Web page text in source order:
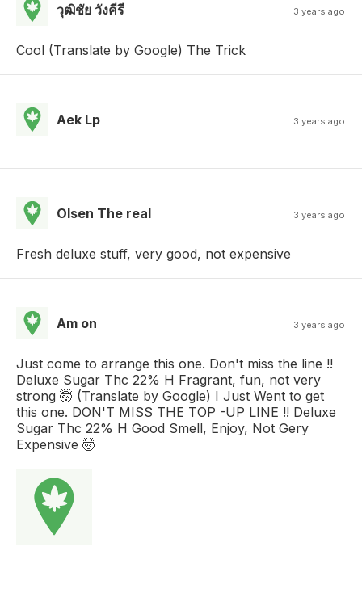
วุฒิชัย วังคีรี 3 years ago
Cool (Translate by Google) The Trick
Aek Lp 3 years ago
Olsen The real 3 years ago
Fresh deluxe stuff, very good, not expensive
Am on 3 years ago
Just come to arrange this one. Don't miss the line !!
Deluxe Sugar Thc 22% H Fragrant, fun, not very
strong 🤯 (Translate by Google) I Just Went to get
this one. DON'T MISS THE TOP -UP LINE !! Deluxe
Sugar Thc 22% H Good Smell, Enjoy, Not Gery
Expensive 🤯